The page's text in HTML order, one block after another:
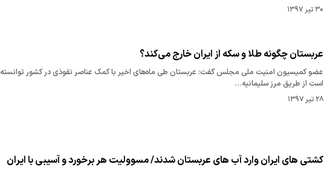
۳۰ تیر ۱۳۹۷
عربستان چگونه طلا و سکه از ایران خارج می‎کند؟
عضو کمیسیون امنیت ملی مجلس گفت: عربستان طی ماه‎های اخیر با کمک عناصر نفوذی در کشور توانسته
است از طریق مرز سلیمانیه…
۲۸ تیر ۱۳۹۷
کشتی های ایران وارد آب های عربستان شدند/ مسوولیت هر برخورد و آسیبی با ایران